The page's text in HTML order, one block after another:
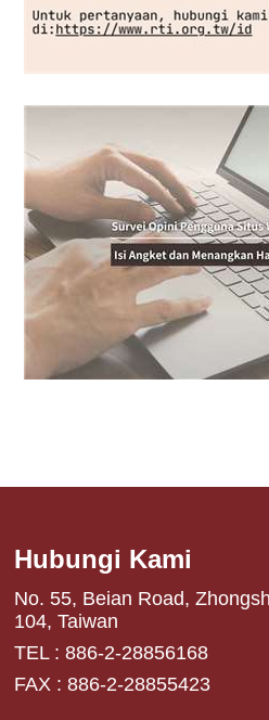
Hubungi Kami
No. 55, Beian Road,
104, Taiwan
TEL : 886-2-28856168
FAX : 886-2-28855423